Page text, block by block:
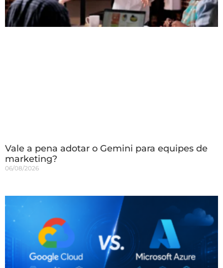
Vale a pena adotar o Gemini para equipes de
marketing?
06/08/2026